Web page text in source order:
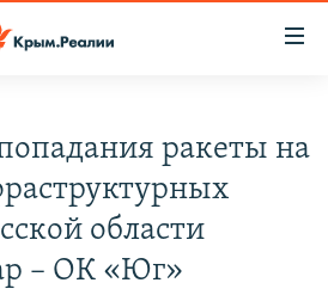
КРЫМА
ракеты на
области
– ОК «Юг»